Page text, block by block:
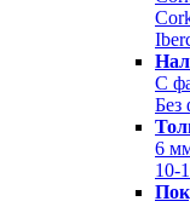
С
Без
6
10-